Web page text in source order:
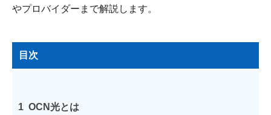
やプロバイダーまで解説します。
目次
1 OCN光とは